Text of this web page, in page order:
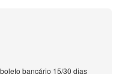
bancário 15/30 dias